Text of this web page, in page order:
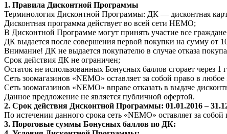
1. Правила Дисконтной Программы
Терминология Дисконтной Программы: ДК — дисконтная
Дисконтная программа действует во всей сети НЕМО;
В Дисконтной Программе могут принять участие все
ДК выдается после совершения первой покупки на сумму от
Внимание! ДК не выдается покупателю в случае отказа
Срок действия ДК не ограничен;
Остаток не использованных Бонусных баллов сгорает через 1
Сеть зоомагазинов «NEMO» оставляет за собой право в
Сеть зоомагазинов «NEMO» вправе отказать в выдаче
Данное предложение не является публичной офертой.
2. Срок действия Дисконтной Программы: 01.01.2016 –
По истечении данного срока сеть «NEMO» оставляет за
3. Пороговые суммы Бонусных баллов по ДК: